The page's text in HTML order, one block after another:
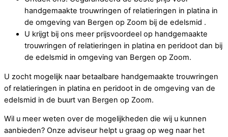
handgemaakte trouwringen of relatieringen in platina in
de omgeving van Bergen op Zoom bij de edelsmid .
U krijgt bij ons meer prijsvoordeel op handgemaakte
trouwringen of relatieringen in platina en peridoot dan bij
de edelsmid in omgeving van Bergen op Zoom.
U zocht mogelijk naar betaalbare handgemaakte trouwringen
of relatieringen in platina en peridoot in de omgeving van de
edelsmid in de buurt van Bergen op Zoom.
Wil u meer weten over de mogelijkheden die wij u kunnen
aanbieden? Onze adviseur helpt u graag op weg naar het